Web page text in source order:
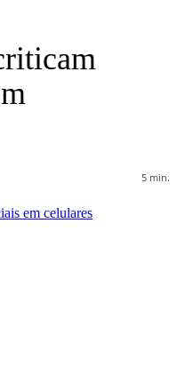
5 min.